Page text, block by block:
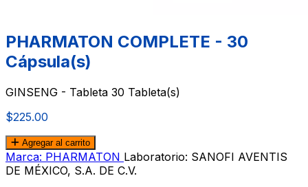
PHARMATON COMPLETE - 30
Cápsula(s)
GINSENG - Tableta 30 Tableta(s)
$225.00
Agregar al carrito
Marca: PHARMATON Laboratorio: SANOFI AVENTIS
DE MÉXICO, S.A. DE C.V.